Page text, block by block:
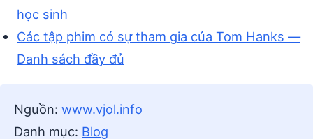
học sinh
Các tập phim có sự tham gia của Tom Hanks —
Danh sách đầy đủ
Nguồn: www.vjol.info
Danh mục: Blog